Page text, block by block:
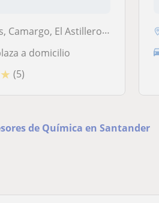
El Astillero, Santander
a domicilio
★ (5)
de Química en Santander